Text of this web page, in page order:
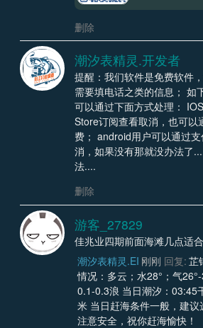
删除
潮汐表精灵.开发者
提醒：我们软件是免费软件
需要填电话之类的信息； 如
可以通过下面方式处理：
Store订阅查看取消，也可以
费； android用户可以通过
消，如果没有那就没办法了
法....
删除
游客_27829
佳兆业四期前面海滩几点适
潮汐表精灵.EI 刚刚 回复: 芷
情况：多云；水28°；气
0.1-0.3浪 当日潮汐：03:45
米 当日赶海条件一般，建
注意安全，祝你赶海愉快！